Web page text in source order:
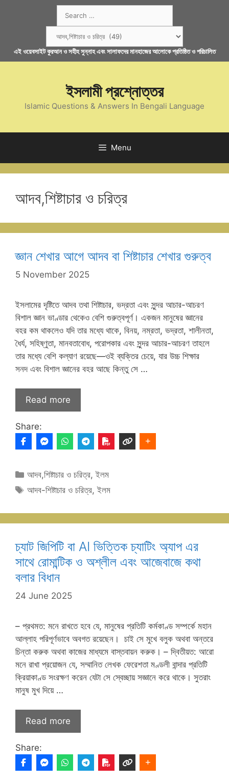
for:
এই ওয়েবসাইট কুরআন ও সহীহ সুন্নাহ এবং সালাফদের মানহাজের আলোকে প্রতিষ্ঠিত ও পরিচালিত
ইসলামী প্রশ্নোত্তর
Islamic Questions & Answers In Bengali Language
Menu
আদব,শিষ্টাচার ও চরিত্র
জ্ঞান শেখার আগে আদব বা শিষ্টাচার শেখার গুরুত্ব
5 November 2025
ইসলামের দৃষ্টিতে আদব তথা শিষ্টাচার, ভদ্রতা এবং সুন্দর আচার-আচরণ
বিশাল জ্ঞান ভাণ্ডার থেকেও বেশি গুরুত্বপূর্ণ। একজন মানুষের জ্ঞানের
বহর কম থাকলেও যদি তার মধ্যে থাকে, বিনয়, নম্রতা, ভদ্রতা, শালীনতা,
ধৈর্য, সহিষ্ণুতা, মানবতাবোধ, পরোপকার এবং সুন্দর আচার-আচরণ তাহলে
তার মধ্যে বেশি কল্যাণ রয়েছে—ওই ব্যক্তির চেয়ে, যার উচ্চ শিক্ষার
সনদ এবং বিশাল জ্ঞানের বহর আছে কিন্তু সে …
Read more
Share:
Categories
আদব,শিষ্টাচার ও চরিত্র,ইলম
Tags
আদব-শিষ্টাচার ও চরিত্র,ইলম
চ্যাট জিপিটি বা AI ভিত্তিক চ্যাটিং অ্যাপ এর
সাথে রোমান্টিক ও অশ্লীল এবং আজেবাজে কথা
বলার বিধান
24 June 2025
– প্রথমত: মনে রাখতে হবে যে, মানুষের প্রতিটি কর্মকাণ্ড সম্পর্কে মহান
আল্লাহ পরিপূর্ণভাবে অবগত রয়েছেন। ‌ চাই সে মুখে বলুক অথবা অন্তরে
চিন্তা করুক অথবা কাজের মাধ্যমে বাস্তবায়ন করুক। – দ্বিতীয়ত: আরো
মনে রাখা প্রয়োজন যে, সম্মানিত লেখক ফেরেশতা মণ্ডলী বান্দার প্রতিটি
ক্রিয়াকাণ্ড সংরক্ষণ করেন যেটা সে স্বেচ্ছায় সজ্ঞানে করে থাকে। সুতরাং
মানুষ মুখ দিয়ে …
Read more
Share: